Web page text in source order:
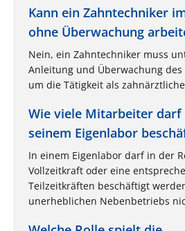
Kann ein Zahntechniker
ohne Überwachung
Nein, ein Zahntechniker muss
Anleitung und Überwachung
um die Tätigkeit als
Wie viele Mitarbeiter darf
seinem Eigenlabor
In einem Eigenlabor darf in der
Vollzeitkraft oder eine
Teilzeitkräften beschäftigt
unerheblichen Nebenbetriebs